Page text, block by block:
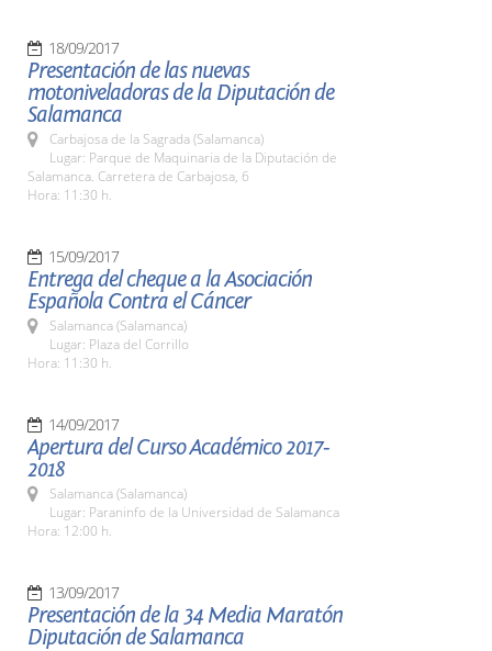
18/09/2017
Presentación de las nuevas
motoniveladoras de la Diputación de
Salamanca
Carbajosa de la Sagrada (Salamanca)
Lugar: Parque de Maquinaria de la Diputación de
Salamanca. Carretera de Carbajosa, 6
Hora: 11:30 h.
15/09/2017
Entrega del cheque a la Asociación
Española Contra el Cáncer
Salamanca (Salamanca)
Lugar: Plaza del Corrillo
Hora: 11:30 h.
14/09/2017
Apertura del Curso Académico 2017-
2018
Salamanca (Salamanca)
Lugar: Paraninfo de la Universidad de Salamanca
Hora: 12:00 h.
13/09/2017
Presentación de la 34 Media Maratón
Diputación de Salamanca